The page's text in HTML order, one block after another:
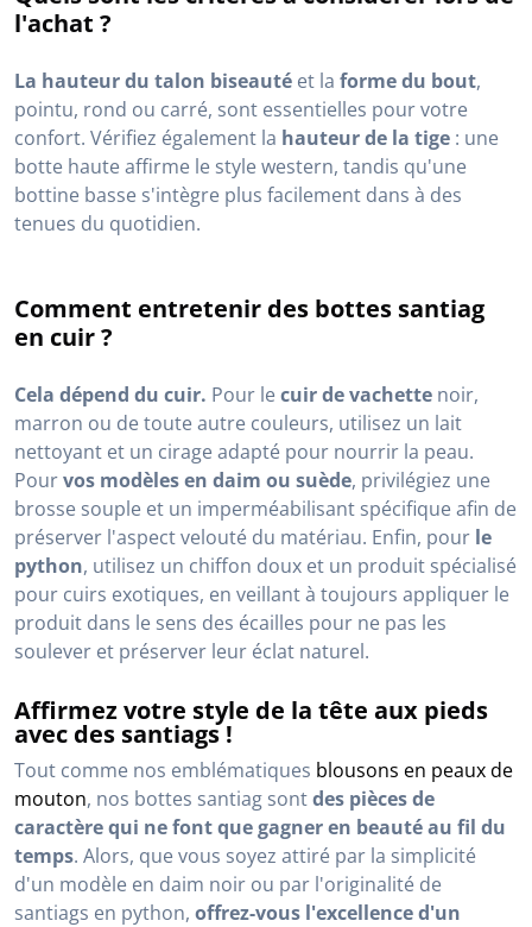
l'achat ?
La hauteur du talon biseauté et la forme du bout,
pointu, rond ou carré, sont essentielles pour votre
confort. Vérifiez également la hauteur de la tige : une
botte haute affirme le style western, tandis qu'une
bottine basse s'intègre plus facilement dans à des
tenues du quotidien.
Comment entretenir des bottes santiag
en cuir ?
Cela dépend du cuir. Pour lecuir de vachette noir,
marron ou de toute autre couleurs, utilisez un lait
nettoyant et un cirage adapté pour nourrir la peau.
Pourvos modèles en daim ou suède, privilégiez une
brosse souple et un imperméabilisant spécifique afin de
préserver l'aspect velouté du matériau. Enfin, pour le
python, utilisez un chiffon doux et un produit spécialisé
pour cuirs exotiques, en veillant à toujours appliquer le
produit dans le sens des écailles pour ne pas les
soulever et préserver leur éclat naturel.
Affirmez votre style de la tête aux pieds
avec des santiags !
Tout comme nos emblématiques blousons en peaux de
mouton, nos bottes santiag sontdes pièces de
caractère qui ne font que gagner en beauté au fil du
temps. Alors, que vous soyez attiré par la simplicité
d'un modèle en daim noir ou par l'originalité de
santiags en python, offrez-vous l'excellence d'un